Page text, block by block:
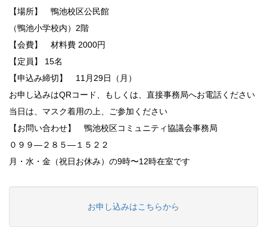
【場所】 鴨池校区公民館
（鴨池小学校内）2階
【会費】 材料費 2000円
【定員】 15名
【申込み締切】 11月29日（月）
お申し込みはQRコード、もしくは、直接事務局へお電話ください
当日は、マスク着用の上、ご参加ください
【お問い合わせ】 鴨池校区コミュニティ協議会事務局
０９９—２８５—１５２２
月・水・金（祝日お休み）の9時〜12時在室です
お申し込みはこちらから